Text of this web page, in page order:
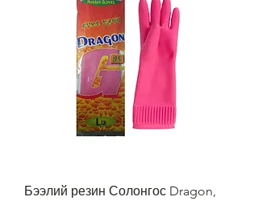
Бээлий резин Солонгос Dragon,